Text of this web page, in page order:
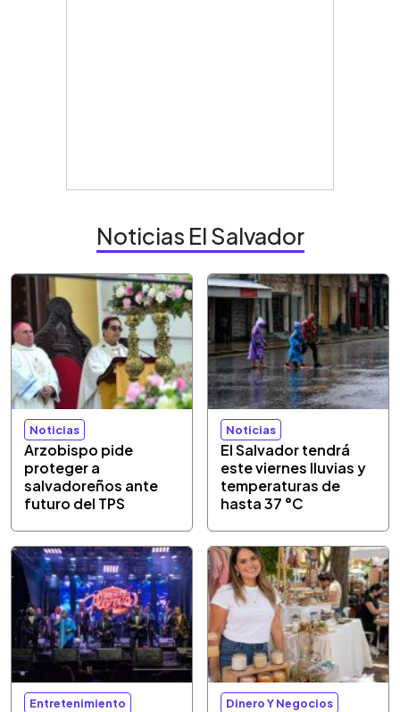
Noticias El Salvador
Noticias
Arzobispo pide
proteger a
salvadoreños ante
futuro del TPS
Noticias
El Salvador tendrá
este viernes lluvias y
temperaturas de
hasta 37 °C
Entretenimiento Dinero Y Negocios